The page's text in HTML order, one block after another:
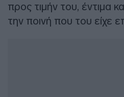
προς τιμήν του, έντιμα
την ποινή που του είχε